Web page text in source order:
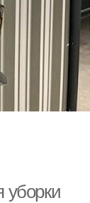
уборки